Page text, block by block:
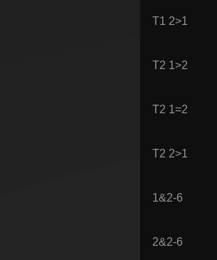
T1 2>1
Т2 1>2
T2 1=2
T2 2>1
1&2-6
2&2-6